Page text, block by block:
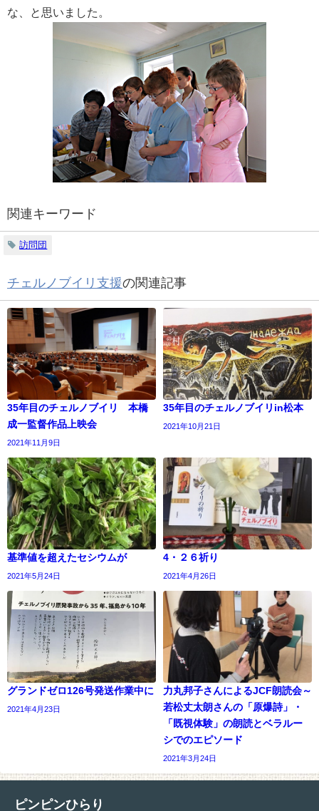
な、と思いました。
関連キーワード
訪問団
チェルノブイリ支援の関連記事
35年目のチェルノブイリ 本橋
成一監督作品上映会
2021年11月9日
35年目のチェルノブイリin松本
2021年10月21日
基準値を超えたセシウムが
2021年5月24日
4・２６祈り
2021年4月26日
グランドゼロ126号発送作業中に
2021年4月23日
力丸邦子さんによるJCF朗読会～
若松丈太朗さんの「原爆詩」・
「既視体験」の朗読とベラルー
シでのエピソード
2021年3月24日
ピンピンひらり